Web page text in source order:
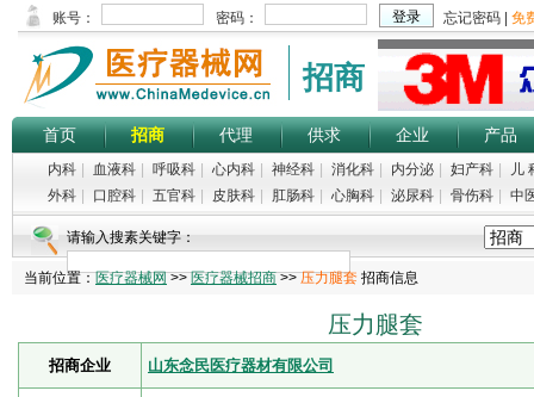
招商
首页 招商 代理 供求 企业 产品
内科 血液科 呼吸科 心内科 神经科 消化科 内分泌 妇产科
儿
外科
口腔科 五官科 皮肤科 肛肠科 心胸科 泌尿科 骨伤科 中
请输入搜素关键字：
当前位置：医疗器械网>>医疗器械招商>>压力腿套 招商信息
压力腿套
招商企业 山东念民医疗器材有限公司